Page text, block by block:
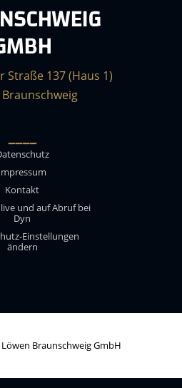
Straße 137 (Haus 1)
____
Kontakt
und auf Abruf bei
Dyn
Einstellungen
ändern
Braunschweig GmbH